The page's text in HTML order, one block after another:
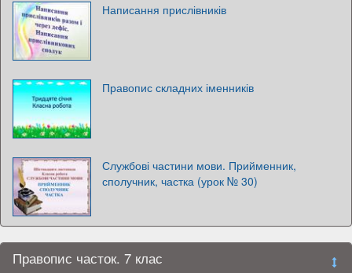
Написання прислівників
Правопис складних іменників
Службові частини мови. Прийменник,
сполучник, частка (урок № 30)
Правопис часток. 7 клас